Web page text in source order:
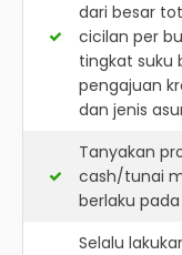
dari besar
cicilan per
tingkat suku
pengajuan
dan jenis
Tanyakan
cash/tunai
berlaku
Selalu